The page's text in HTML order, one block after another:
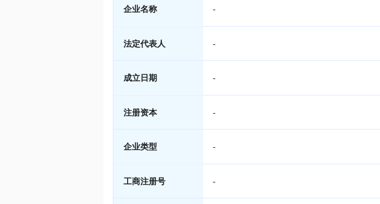
企业名称 -
法定代表人 -
成立日期 -
注册资本 -
企业类型 -
工商注册号 -